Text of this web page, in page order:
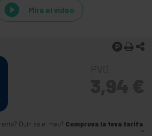
Mira el vídeo
Quin és el meu? Comprova la teva tarifa